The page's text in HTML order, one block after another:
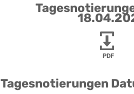
PDF
Tagesnotierungen